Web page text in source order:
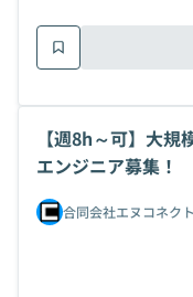
【週8h～可】大
エンジニア募集！
合同会社エヌコネクト